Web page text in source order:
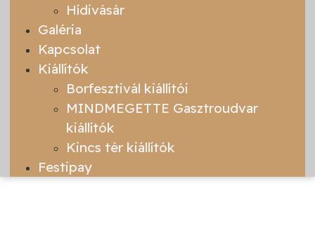
Hídivásár
Galéria
Kapcsolat
Kiállítók
Borfesztivál kiállítói
MINDMEGETTE Gasztroudvar
kiállítók
Kincs tér kiállítók
Festipay